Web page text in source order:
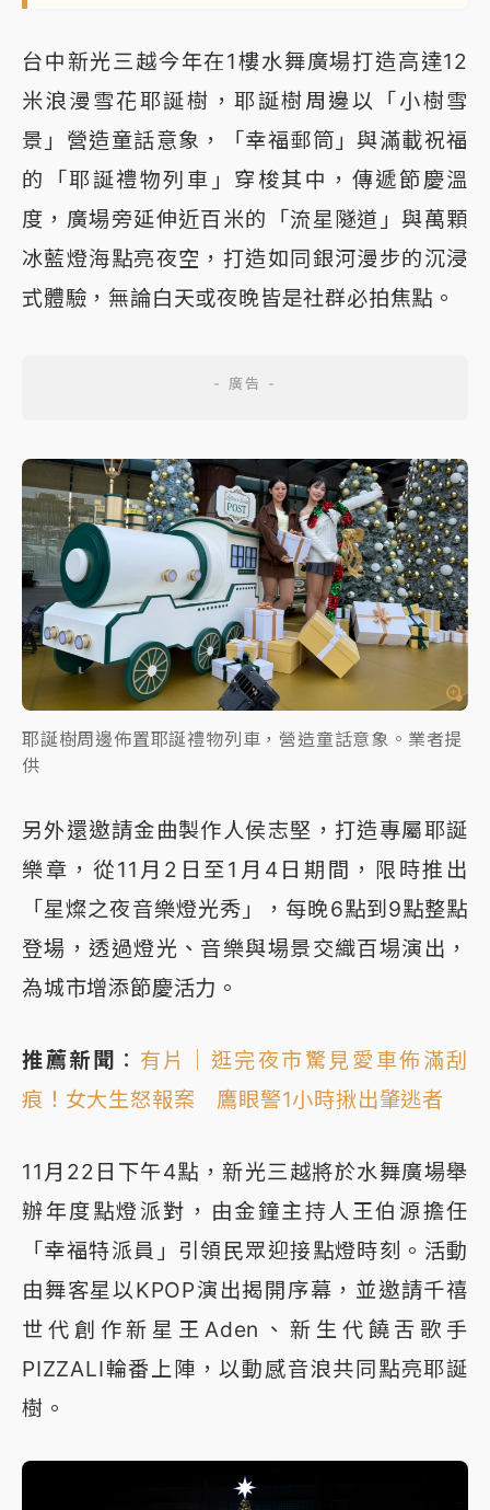
台中新光三越今年在1樓水舞廣場打造高達12
米浪漫雪花耶誕樹，耶誕樹周邊以「小樹雪
景」營造童話意象，「幸福郵筒」與滿載祝福
的「耶誕禮物列車」穿梭其中，傳遞節慶溫
度，廣場旁延伸近百米的「流星隧道」與萬顆
冰藍燈海點亮夜空，打造如同銀河漫步的沉浸
式體驗，無論白天或夜晚皆是社群必拍焦點。
耶誕樹周邊佈置耶誕禮物列車，營造童話意象。業者提
供
另外還邀請金曲製作人侯志堅，打造專屬耶誕
樂章，從11月2日至1月4日期間，限時推出
「星燦之夜音樂燈光秀」，每晚6點到9點整點
登場，透過燈光、音樂與場景交織百場演出，
為城市增添節慶活力。
推薦新聞 ： 有片｜逛完夜市驚見愛車佈滿刮
痕！女大生怒報案 鷹眼警1小時揪出肇逃者
11月22日下午4點，新光三越將於水舞廣場舉
辦年度點燈派對，由金鐘主持人王伯源擔任
「幸福特派員」引領民眾迎接點燈時刻。活動
由舞客星以KPOP演出揭開序幕，並邀請千禧
世代創作新星王Aden、新生代饒舌歌手
PIZZALI輪番上陣，以動感音浪共同點亮耶誕
樹。